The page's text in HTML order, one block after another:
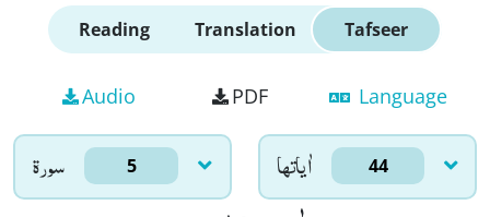
Reading Translation Tafseer
Audio PDF Language
سورۃ 5 اٰياتها 44